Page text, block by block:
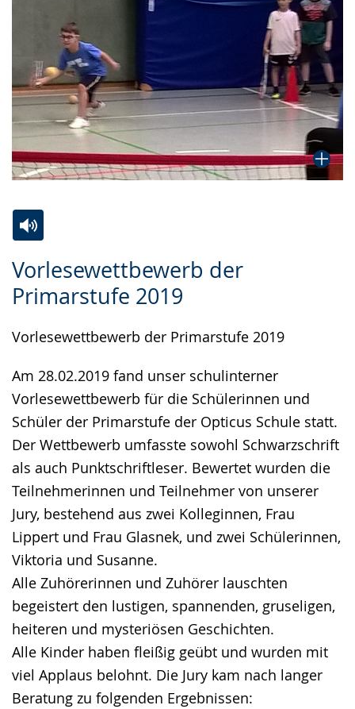
Vorlesewettbewerb der
Primarstufe 2019
Vorlesewettbewerb der Primarstufe 2019
Am 28.02.2019 fand unser schulinterner
Vorlesewettbewerb für die Schülerinnen und
Schüler der Primarstufe der Opticus Schule statt.
Der Wettbewerb umfasste sowohl Schwarzschrift
als auch Punktschriftleser. Bewertet wurden die
Teilnehmerinnen und Teilnehmer von unserer
Jury, bestehend aus zwei Kolleginnen, Frau
Lippert und Frau Glasnek, und zwei Schülerinnen,
Viktoria und Susanne.
Alle Zuhörerinnen und Zuhörer lauschten
begeistert den lustigen, spannenden, gruseligen,
heiteren und mysteriösen Geschichten.
Alle Kinder haben fleißig geübt und wurden mit
viel Applaus belohnt. Die Jury kam nach langer
Beratung zu folgenden Ergebnissen:
Leichten
Sprache
Audio-
Unterstützung.
Video
in
Gebärdensprache
wird
angezeigt.